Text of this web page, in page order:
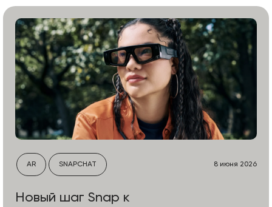
AR SNAPCHAT 8 июня 2026
Новый шаг Snap к